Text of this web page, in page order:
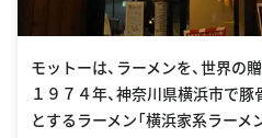
モットーは、ラーメンを、世界の贈
１９７４年、神奈川県横浜市で
とするラーメン「横浜家系ラーメ